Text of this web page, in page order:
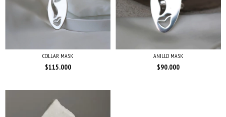
COLLAR MASK
$115.000
ANILLO MASK
$90.000